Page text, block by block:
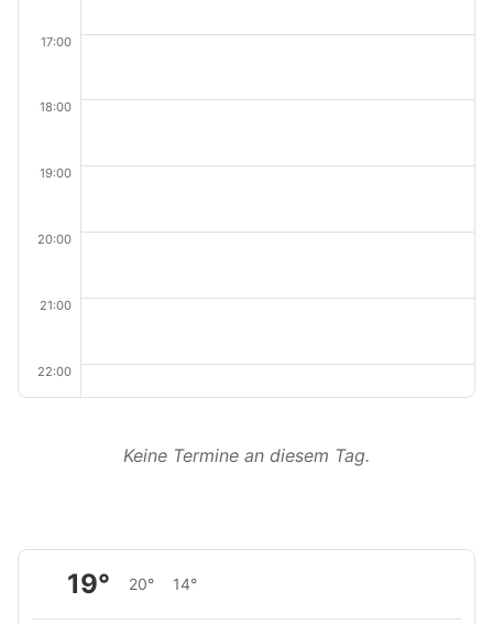
17:00
18:00
19:00
20:00
21:00
22:00
Keine Termine an diesem Tag.
19° 20° 14°